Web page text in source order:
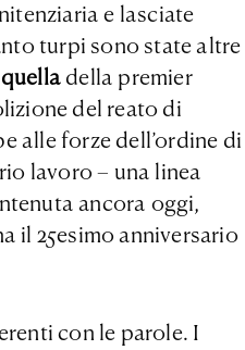
e lasciate
turpi sono state altre
della premier
del reato di
alle forze dell’ordine di
lavoro – una linea
ancora oggi,
il 25esimo anniversario
con le parole. I